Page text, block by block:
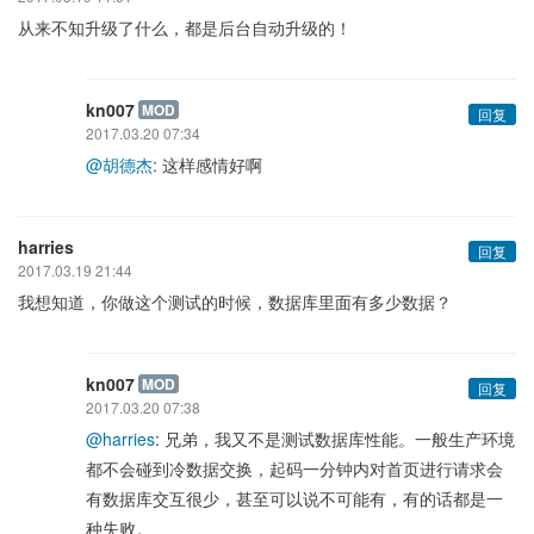
从来不知升级了什么，都是后台自动升级的！
kn007 MOD
回复
2017.03.20 07:34
@胡德杰: 这样感情好啊
harries
回复
2017.03.19 21:44
我想知道，你做这个测试的时候，数据库里面有多少数据？
kn007 MOD
回复
2017.03.20 07:38
@harries: 兄弟，我又不是测试数据库性能。一般生产环境
都不会碰到冷数据交换，起码一分钟内对首页进行请求会
有数据库交互很少，甚至可以说不可能有，有的话都是一
种失败。